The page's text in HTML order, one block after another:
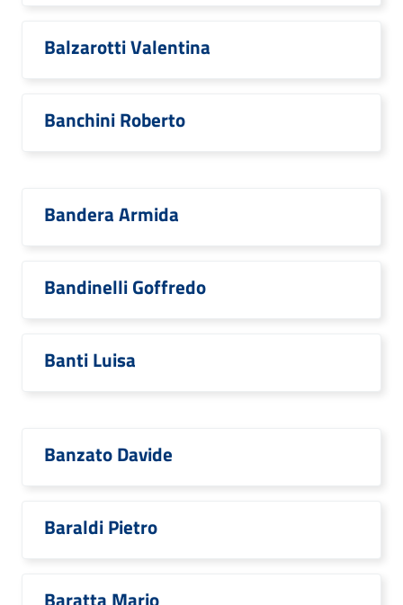
Balzarotti Valentina
Banchini Roberto
Bandera Armida
Bandinelli Goffredo
Banti Luisa
Banzato Davide
Baraldi Pietro